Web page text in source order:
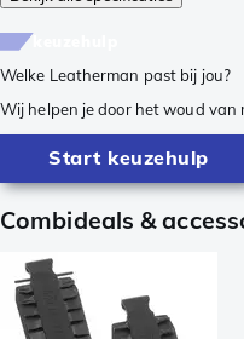
Welke Leatherman past bij jou?
Wij helpen je door het woud van
Start keuzehulp
Combideals &